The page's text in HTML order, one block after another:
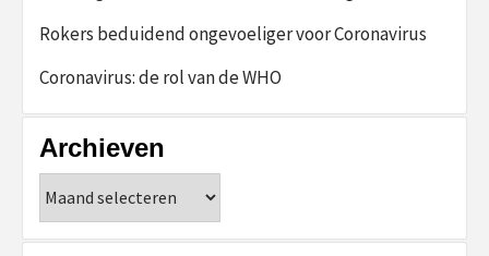
Rokers beduidend ongevoeliger voor Coronavirus
Coronavirus: de rol van de WHO
Archieven